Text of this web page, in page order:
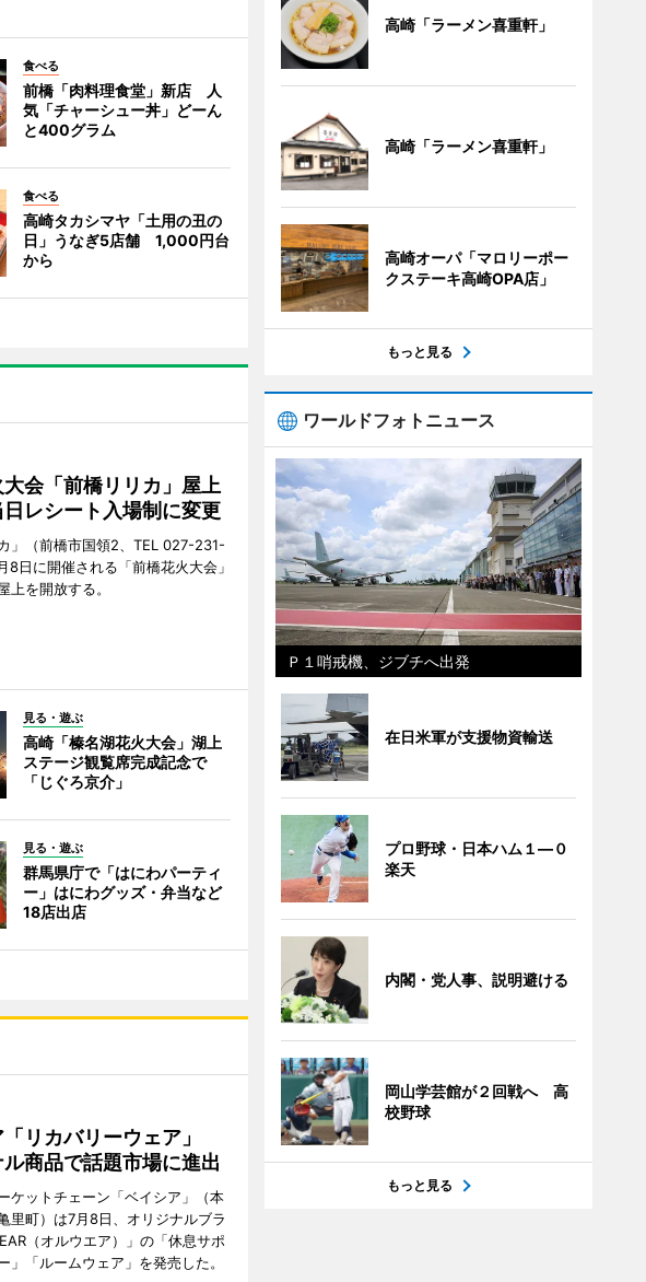
食べる
前橋「肉料理食堂」新店 人
気「チャーシュー丼」どーん
と400グラム
食べる
高崎タカシマヤ「土用の丑の
日」うなぎ5店舗 1,000円台
から
会「前橋リリカ」屋上
レシート入場制に変更
」（前橋市国領2、TEL 027-231-
8日に開催される「前橋花火大会」
上を開放する。
見る・遊ぶ
高崎「榛名湖花火大会」湖上
ステージ観覧席完成記念で
「じぐろ京介」
見る・遊ぶ
群馬県庁で「はにわパーティ
ー」はにわグッズ・弁当など
18店出店
「リカバリーウェア」
商品で話題市場に進出
ケットチェーン「ベイシア」（本
里町）は7月8日、オリジナルブラ
（オルウエア）」の「休息サポ
」「ルームウェア」を発売した。
高崎「ラーメン喜重軒」
高崎「ラーメン喜重軒」
高崎オーパ「マロリーポー
クステーキ高崎OPA店」
もっと見る
ワールドフォトニュース
Ｐ１哨戒機、ジブチへ出発
在日米軍が支援物資輸送
プロ野球・日本ハム１―０
楽天
内閣・党人事、説明避ける
岡山学芸館が２回戦へ 高
校野球
もっと見る